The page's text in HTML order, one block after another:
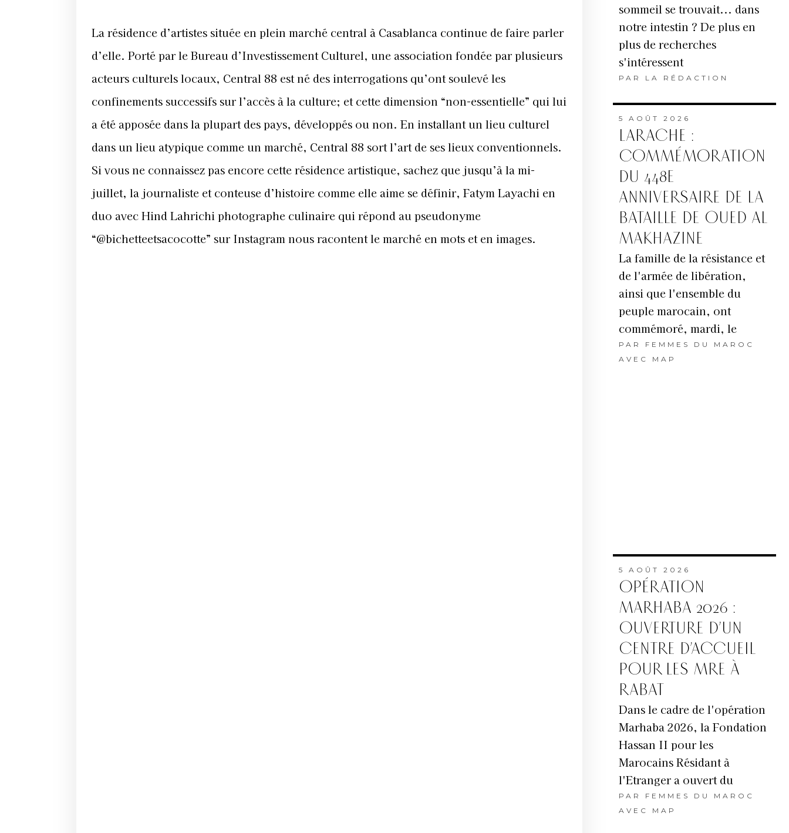
La résidence d’artistes située en plein marché central à Casablanca continue de faire parler
d’elle. Porté par le Bureau d’Investissement Culturel, une association fondée par plusieurs
acteurs culturels locaux, Central 88 est né des interrogations qu’ont soulevé les
confinements successifs sur l’accès à la culture; et cette dimension “non-essentielle” qui lui
a été apposée dans la plupart des pays, développés ou non. En installant un lieu culturel
dans un lieu atypique comme un marché, Central 88 sort l’art de ses lieux conventionnels.
Si vous ne connaissez pas encore cette résidence artistique, sachez que jusqu’à la mi-
juillet, la journaliste et conteuse d’histoire comme elle aime se définir, Fatym Layachi en
duo avec Hind Lahrichi photographe culinaire qui répond au pseudonyme
“@bichetteetsacocotte” sur Instagram nous racontent le marché en mots et en images.
sommeil se trouvait... dans
notre intestin ? De plus en
plus de recherches
s'intéressent
PAR LA RÉDACTION
5 AOÛT 2026
LARACHE :
COMMÉMORATION
DU 448E
ANNIVERSAIRE DE LA
BATAILLE DE OUED AL
MAKHAZINE
La famille de la résistance et
de l'armée de libération,
ainsi que l'ensemble du
peuple marocain, ont
commémoré, mardi, le
PAR FEMMES DU MAROC
AVEC MAP
5 AOÛT 2026
OPÉRATION
MARHABA 2026 :
OUVERTURE D’UN
CENTRE D’ACCUEIL
POUR LES MRE À
RABAT
Dans le cadre de l'opération
Marhaba 2026, la Fondation
Hassan II pour les
Marocains Résidant à
l'Etranger a ouvert du
PAR FEMMES DU MAROC
AVEC MAP